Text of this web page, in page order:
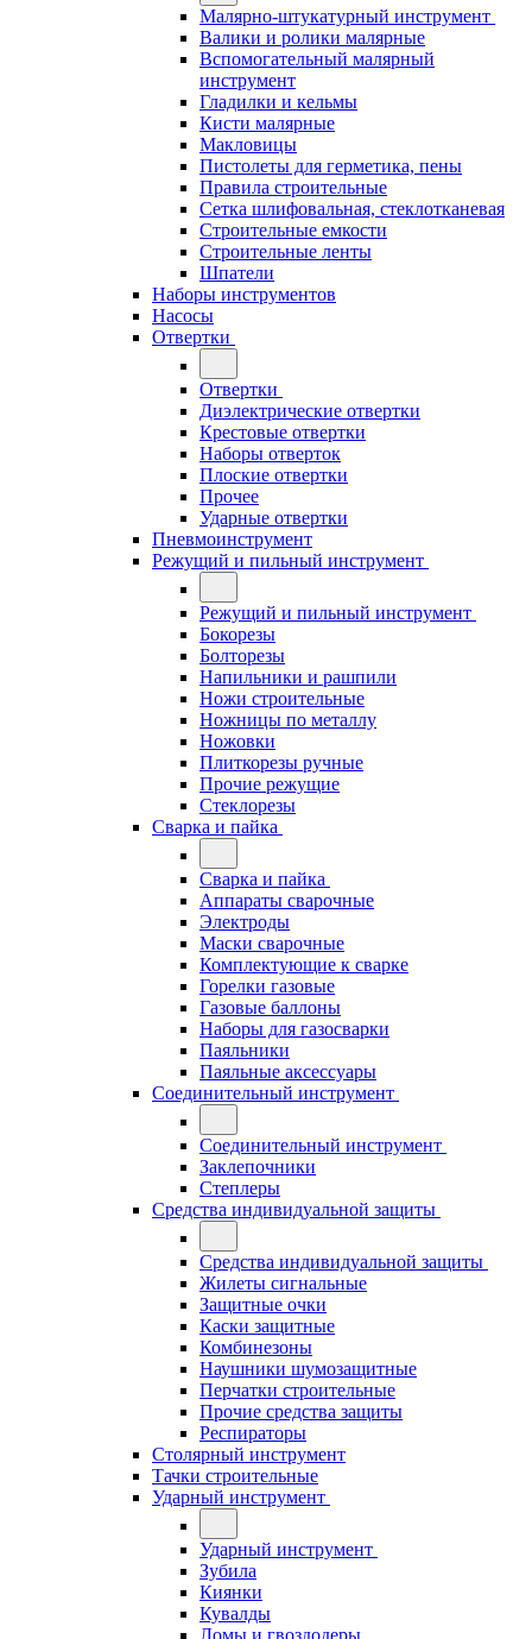
Малярно-штукатурный инструмент
Валики и ролики малярные
Вспомогательный малярный
инструмент
Гладилки и кельмы
Кисти малярные
Макловицы
Пистолеты для герметика, пены
Правила строительные
Сетка шлифовальная, стеклотканевая
Строительные емкости
Строительные ленты
Шпатели
Наборы инструментов
Насосы
Отвертки
Отвертки
Диэлектрические отвертки
Крестовые отвертки
Наборы отверток
Плоские отвертки
Прочее
Ударные отвертки
Пневмоинструмент
Режущий и пильный инструмент
Режущий и пильный инструмент
Бокорезы
Болторезы
Напильники и рашпили
Ножи строительные
Ножницы по металлу
Ножовки
Плиткорезы ручные
Прочие режущие
Стеклорезы
Сварка и пайка
Сварка и пайка
Аппараты сварочные
Электроды
Маски сварочные
Комплектующие к сварке
Горелки газовые
Газовые баллоны
Наборы для газосварки
Паяльники
Паяльные аксессуары
Соединительный инструмент
Соединительный инструмент
Заклепочники
Степлеры
Средства индивидуальной защиты
Средства индивидуальной защиты
Жилеты сигнальные
Защитные очки
Каски защитные
Комбинезоны
Наушники шумозащитные
Перчатки строительные
Прочие средства защиты
Респираторы
Столярный инструмент
Тачки строительные
Ударный инструмент
Ударный инструмент
Зубила
Киянки
Кувалды
Ломы и гвоздодеры